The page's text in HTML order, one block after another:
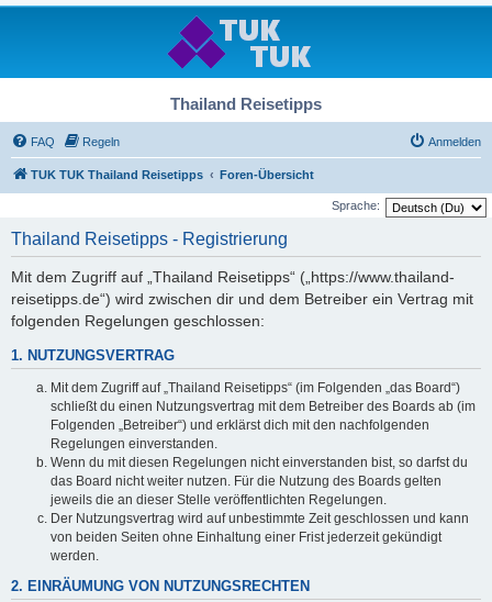
Thailand Reisetipps
FAQ Regeln Anmelden
TUK TUK Thailand Reisetipps Foren-Übersicht
Sprache:
Thailand Reisetipps - Registrierung
Mit dem Zugriff auf „Thailand Reisetipps“ („https://www.thailand-
reisetipps.de“) wird zwischen dir und dem Betreiber ein Vertrag mit
folgenden Regelungen geschlossen:
1. NUTZUNGSVERTRAG
Mit dem Zugriff auf „Thailand Reisetipps“ (im Folgenden „das Board“)
schließt du einen Nutzungsvertrag mit dem Betreiber des Boards ab (im
Folgenden „Betreiber“) und erklärst dich mit den nachfolgenden
Regelungen einverstanden.
Wenn du mit diesen Regelungen nicht einverstanden bist, so darfst du
das Board nicht weiter nutzen. Für die Nutzung des Boards gelten
jeweils die an dieser Stelle veröffentlichten Regelungen.
Der Nutzungsvertrag wird auf unbestimmte Zeit geschlossen und kann
von beiden Seiten ohne Einhaltung einer Frist jederzeit gekündigt
werden.
2. EINRÄUMUNG VON NUTZUNGSRECHTEN